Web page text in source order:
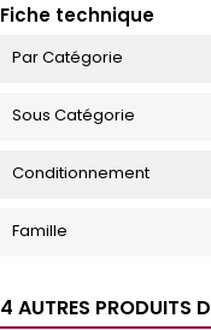
Fiche technique
Par Catégorie
Sous Catégorie
Conditionnement
Famille
4 AUTRES PRODUITS